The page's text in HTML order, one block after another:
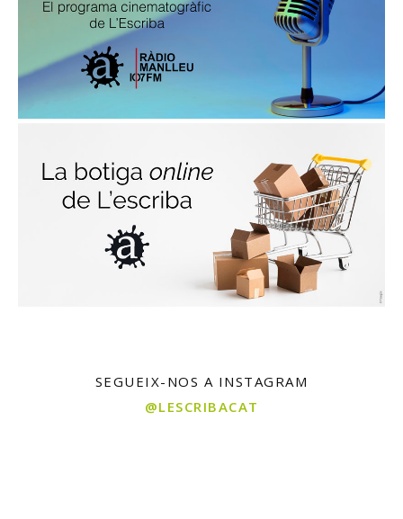
SEGUEIX-NOS A INSTAGRAM
@LESCRIBACAT